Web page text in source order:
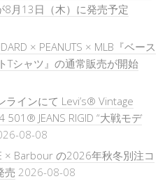
8月13日（木）に発売予定
× PEANUTS × MLB『ベース
Tシャツ』の通常販売が開始
インにて Levi’s® Vintage
501® JEANS RIGID “大戦モデ
08-08
× Barbour の2026年秋冬別注コ
売 2026-08-08